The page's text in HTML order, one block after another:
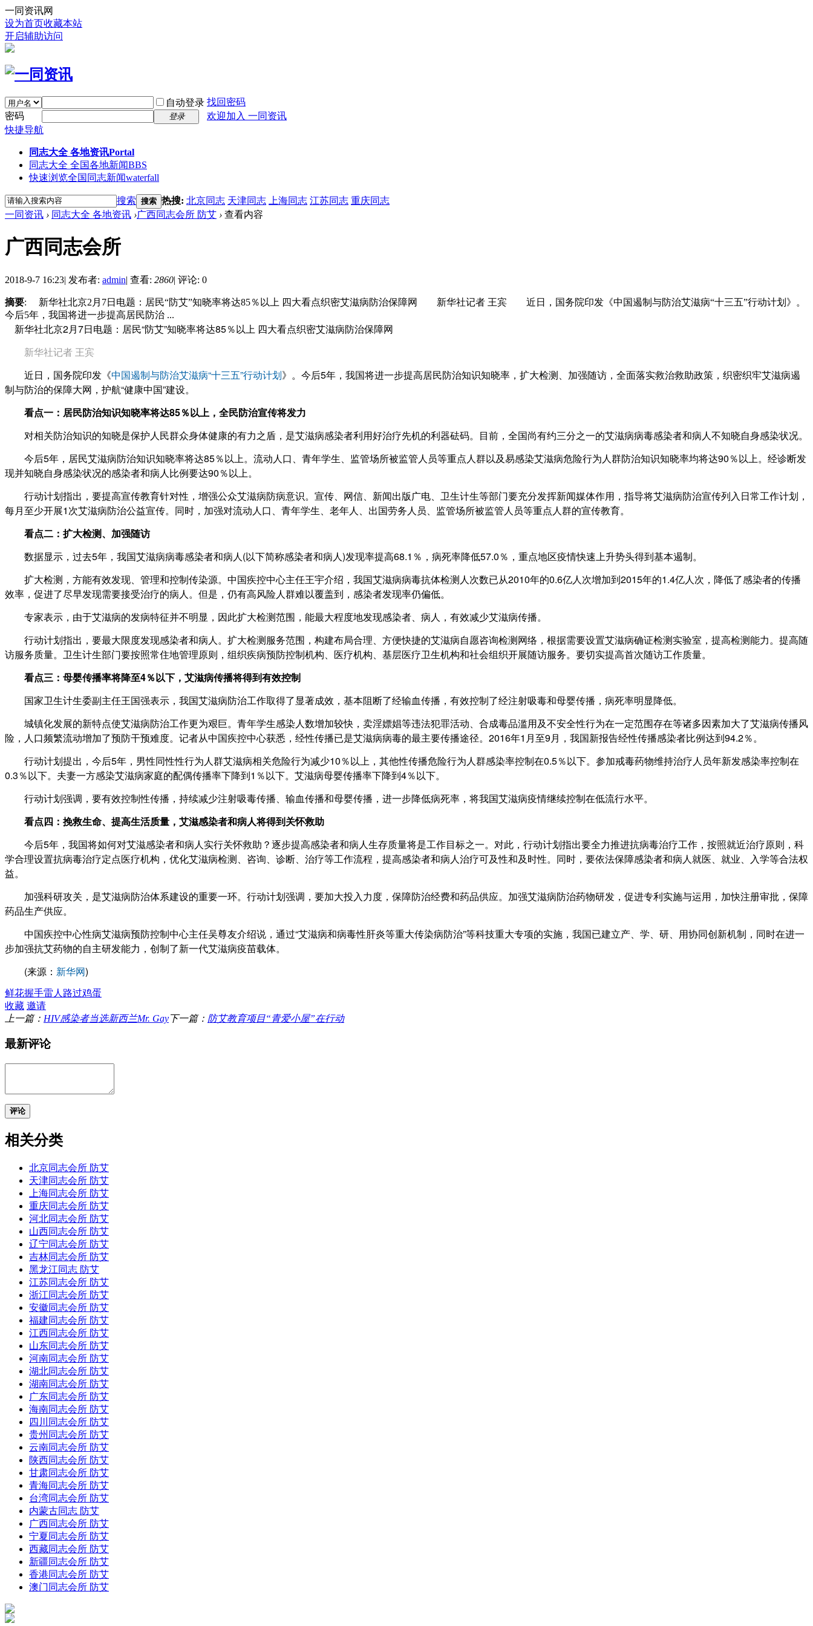
一同资讯网
设为首页收藏本站
开启辅助访问
自动登录 找回密码
密码
登录
欢迎加入 一同资讯
快捷导航
同志大全 各地资讯Portal
同志大全 全国各地新闻BBS
快速浏览全国同志新闻waterfall
搜索 搜索 热搜: 北京同志 天津同志 上海同志 江苏同志 重庆同志
一同资讯 › 同志大全 各地资讯 ›广西同志会所 防艾 › 查看内容
广西同志会所
2018-9-7 16:23| 发布者: admin| 查看: 2860| 评论: 0
摘要: 新华社北京2月7日电题：居民“防艾”知晓率将达85％以上 四大看点织密艾滋病防治保障网 新华社记者 王宾 近日，国务院印发《中国遏制与防治艾滋病“十三五”行动计划》。
今后5年，我国将进一步提高居民防治 ...
新华社北京2月7日电题：居民“防艾”知晓率将达85％以上 四大看点织密艾滋病防治保障网
新华社记者 王宾
近日，国务院印发《中国遏制与防治艾滋病“十三五”行动计划》。今后5年，我国将进一步提高居民防治知识知晓率，扩大检测、加强随访，全面落实救治救助政策，织密织牢艾滋病遏
制与防治的保障大网，护航“健康中国”建设。
看点一：居民防治知识知晓率将达85％以上，全民防治宣传将发力
对相关防治知识的知晓是保护人民群众身体健康的有力之盾，是艾滋病感染者利用好治疗先机的利器砝码。目前，全国尚有约三分之一的艾滋病病毒感染者和病人不知晓自身感染状况。
今后5年，居民艾滋病防治知识知晓率将达85％以上。流动人口、青年学生、监管场所被监管人员等重点人群以及易感染艾滋病危险行为人群防治知识知晓率均将达90％以上。经诊断发
现并知晓自身感染状况的感染者和病人比例要达90％以上。
行动计划指出，要提高宣传教育针对性，增强公众艾滋病防病意识。宣传、网信、新闻出版广电、卫生计生等部门要充分发挥新闻媒体作用，指导将艾滋病防治宣传列入日常工作计划，
每月至少开展1次艾滋病防治公益宣传。同时，加强对流动人口、青年学生、老年人、出国劳务人员、监管场所被监管人员等重点人群的宣传教育。
看点二：扩大检测、加强随访
数据显示，过去5年，我国艾滋病病毒感染者和病人(以下简称感染者和病人)发现率提高68.1％，病死率降低57.0％，重点地区疫情快速上升势头得到基本遏制。
扩大检测，方能有效发现、管理和控制传染源。中国疾控中心主任王宇介绍，我国艾滋病病毒抗体检测人次数已从2010年的0.6亿人次增加到2015年的1.4亿人次，降低了感染者的传播
效率，促进了尽早发现需要接受治疗的病人。但是，仍有高风险人群难以覆盖到，感染者发现率仍偏低。
专家表示，由于艾滋病的发病特征并不明显，因此扩大检测范围，能最大程度地发现感染者、病人，有效减少艾滋病传播。
行动计划指出，要最大限度发现感染者和病人。扩大检测服务范围，构建布局合理、方便快捷的艾滋病自愿咨询检测网络，根据需要设置艾滋病确证检测实验室，提高检测能力。提高随
访服务质量。卫生计生部门要按照常住地管理原则，组织疾病预防控制机构、医疗机构、基层医疗卫生机构和社会组织开展随访服务。要切实提高首次随访工作质量。
看点三：母婴传播率将降至4％以下，艾滋病传播将得到有效控制
国家卫生计生委副主任王国强表示，我国艾滋病防治工作取得了显著成效，基本阻断了经输血传播，有效控制了经注射吸毒和母婴传播，病死率明显降低。
城镇化发展的新特点使艾滋病防治工作更为艰巨。青年学生感染人数增加较快，卖淫嫖娼等违法犯罪活动、合成毒品滥用及不安全性行为在一定范围存在等诸多因素加大了艾滋病传播风
险，人口频繁流动增加了预防干预难度。记者从中国疾控中心获悉，经性传播已是艾滋病病毒的最主要传播途径。2016年1月至9月，我国新报告经性传播感染者比例达到94.2％。
行动计划提出，今后5年，男性同性性行为人群艾滋病相关危险行为减少10％以上，其他性传播危险行为人群感染率控制在0.5％以下。参加戒毒药物维持治疗人员年新发感染率控制在
0.3％以下。夫妻一方感染艾滋病家庭的配偶传播率下降到1％以下。艾滋病母婴传播率下降到4％以下。
行动计划强调，要有效控制性传播，持续减少注射吸毒传播、输血传播和母婴传播，进一步降低病死率，将我国艾滋病疫情继续控制在低流行水平。
看点四：挽救生命、提高生活质量，艾滋感染者和病人将得到关怀救助
今后5年，我国将如何对艾滋感染者和病人实行关怀救助？逐步提高感染者和病人生存质量将是工作目标之一。对此，行动计划指出要全力推进抗病毒治疗工作，按照就近治疗原则，科
学合理设置抗病毒治疗定点医疗机构，优化艾滋病检测、咨询、诊断、治疗等工作流程，提高感染者和病人治疗可及性和及时性。同时，要依法保障感染者和病人就医、就业、入学等合法权
益。
加强科研攻关，是艾滋病防治体系建设的重要一环。行动计划强调，要加大投入力度，保障防治经费和药品供应。加强艾滋病防治药物研发，促进专利实施与运用，加快注册审批，保障
药品生产供应。
中国疾控中心性病艾滋病预防控制中心主任吴尊友介绍说，通过“艾滋病和病毒性肝炎等重大传染病防治”等科技重大专项的实施，我国已建立产、学、研、用协同创新机制，同时在进一
步加强抗艾药物的自主研发能力，创制了新一代艾滋病疫苗载体。
(来源： 新华网)
鲜花握手雷人 路过鸡蛋
收藏 邀请
上一篇： HIV感染者当选新西兰Mr. Gay下一篇： 防艾教育项目“青爱小屋”在行动
最新评论
评论
相关分类
北京同志会所 防艾
天津同志会所 防艾
上海同志会所 防艾
重庆同志会所 防艾
河北同志会所 防艾
山西同志会所 防艾
辽宁同志会所 防艾
吉林同志会所 防艾
黑龙江同志 防艾
江苏同志会所 防艾
浙江同志会所 防艾
安徽同志会所 防艾
福建同志会所 防艾
江西同志会所 防艾
山东同志会所 防艾
河南同志会所 防艾
湖北同志会所 防艾
湖南同志会所 防艾
广东同志会所 防艾
海南同志会所 防艾
四川同志会所 防艾
贵州同志会所 防艾
云南同志会所 防艾
陕西同志会所 防艾
甘肃同志会所 防艾
青海同志会所 防艾
台湾同志会所 防艾
内蒙古同志 防艾
广西同志会所 防艾
宁夏同志会所 防艾
西藏同志会所 防艾
新疆同志会所 防艾
香港同志会所 防艾
澳门同志会所 防艾